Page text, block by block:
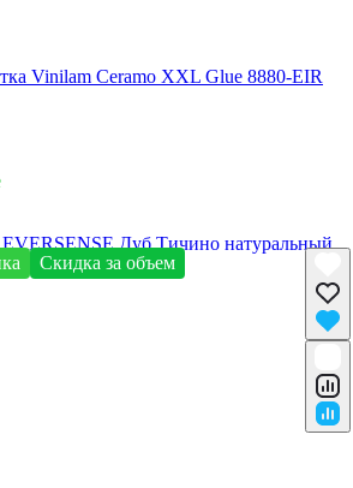
Vinilam Ceramo XXL Glue 8880-EIR
Скидка за объем